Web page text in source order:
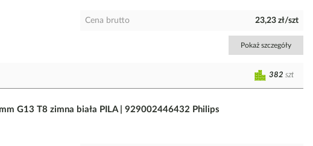
Cena brutto 23,23 zł/szt
Pokaż szczegóły
382 szt
G13 T8 zimna biała PILA | 929002446432 Philips